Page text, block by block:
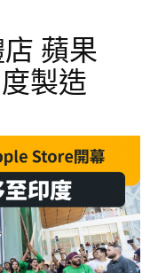
蘋果
製造